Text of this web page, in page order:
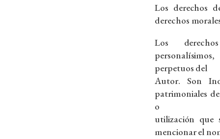
Los derechos
derechos
Los
perpetuos del
Autor. Son
patrimoniales
o
utilización que
mencionar el